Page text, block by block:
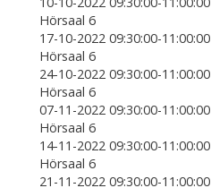
Hörsaal 6
17-10-2022 09:30:00-11:00:00
Hörsaal 6
24-10-2022 09:30:00-11:00:00
Hörsaal 6
07-11-2022 09:30:00-11:00:00
Hörsaal 6
14-11-2022 09:30:00-11:00:00
Hörsaal 6
21-11-2022 09:30:00-11:00:00